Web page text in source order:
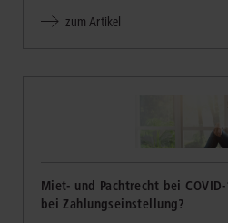
zum Artikel
Miet- und Pachtrecht bei
bei Zahlungseinstellung?